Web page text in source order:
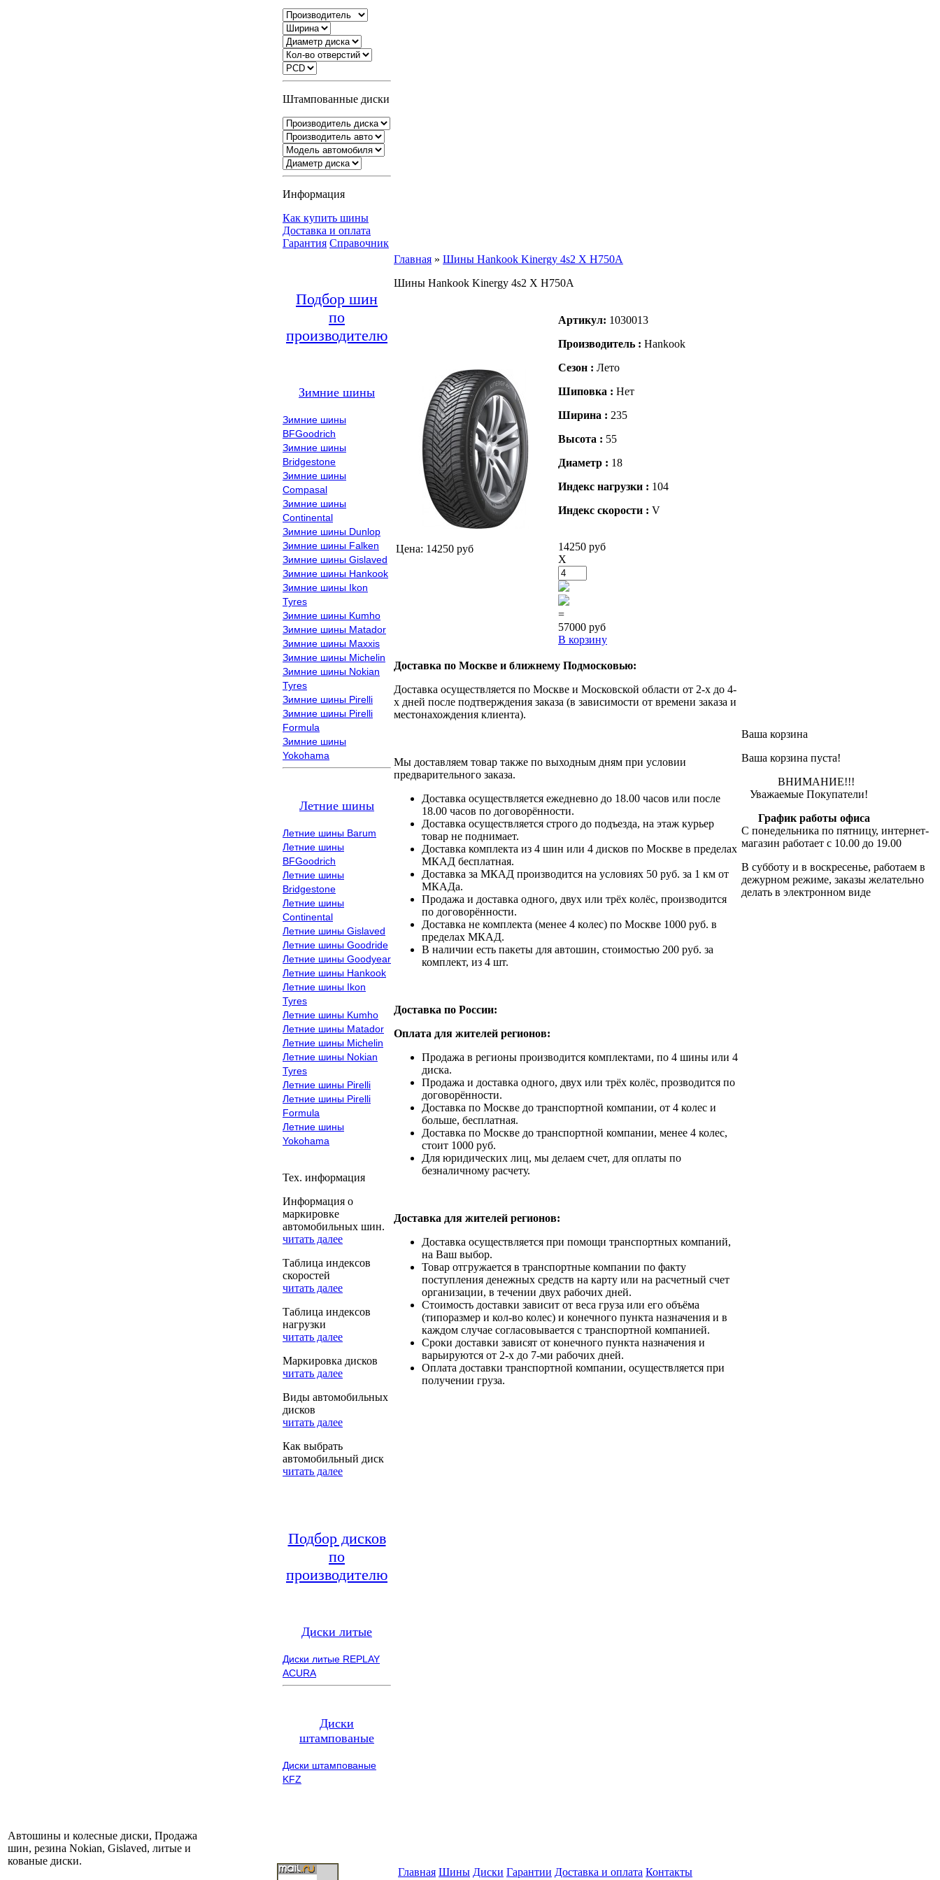
Штампованные диски
Информация
Как купить шины
Доставка и оплата
Гарантия Справочник
Подбор шин
по
производителю
Зимние шины
Зимние шины
BFGoodrich
Зимние шины
Bridgestone
Зимние шины
Compasal
Зимние шины
Continental
Зимние шины Dunlop
Зимние шины Falken
Зимние шины Gislaved
Зимние шины Hankook
Зимние шины Ikon
Tyres
Зимние шины Kumho
Зимние шины Matador
Зимние шины Maxxis
Зимние шины Michelin
Зимние шины Nokian
Tyres
Зимние шины Pirelli
Зимние шины Pirelli
Formula
Зимние шины
Yokohama
Летние шины
Летние шины Barum
Летние шины
BFGoodrich
Летние шины
Bridgestone
Летние шины
Continental
Летние шины Gislaved
Летние шины Goodride
Летние шины Goodyear
Летние шины Hankook
Летние шины Ikon
Tyres
Летние шины Kumho
Летние шины Matador
Летние шины Michelin
Летние шины Nokian
Tyres
Летние шины Pirelli
Летние шины Pirelli
Formula
Летние шины
Yokohama
Тех. информация
Информация о
маркировке
автомобильных шин.
читать далее
Таблица индексов
скоростей
читать далее
Таблица индексов
нагрузки
читать далее
Маркировка дисков
читать далее
Виды автомобильных
дисков
читать далее
Как выбрать
автомобильный диск
читать далее
Подбор дисков
по
производителю
Диски литые
Диски литые REPLAY
ACURA
Диски
штампованые
Диски штампованые
KFZ
Главная » Шины Hankook Kinergy 4s2 X H750A
Шины Hankook Kinergy 4s2 X H750A
Цена: 14250 руб
Артикул: 1030013
Производитель : Hankook
Сезон : Лето
Шиповка : Нет
Ширина : 235
Высота : 55
Диаметр : 18
Индекс нагрузки : 104
Индекс скорости : V
14250 руб
X
=
57000 руб
В корзину
Доставка по Москве и ближнему Подмосковью:
Доставка осуществляется по Москве и Московской области от 2-х до 4-
х дней после подтверждения заказа (в зависимости от времени заказа и
местонахождения клиента).
Мы доставляем товар также по выходным дням при условии
предварительного заказа.
Доставка осуществляется ежедневно до 18.00 часов или после
18.00 часов по договорённости.
Доставка осуществляется строго до подъезда, на этаж курьер
товар не поднимает.
Доставка комплекта из 4 шин или 4 дисков по Москве в пределах
МКАД бесплатная.
Доставка за МКАД производится на условиях 50 руб. за 1 км от
МКАДа.
Продажа и доставка одного, двух или трёх колёс, производится
по договорённости.
Доставка не комплекта (менее 4 колес) по Москве 1000 руб. в
пределах МКАД.
В наличии есть пакеты для автошин, стоимостью 200 руб. за
комплект, из 4 шт.
Доставка по России:
Оплата для жителей регионов:
Продажа в регионы производится комплектами, по 4 шины или 4
диска.
Продажа и доставка одного, двух или трёх колёс, прозводится по
договорённости.
Доставка по Москве до транспортной компании, от 4 колес и
больше, бесплатная.
Доставка по Москве до транспортной компании, менее 4 колес,
стоит 1000 руб.
Для юридических лиц, мы делаем счет, для оплаты по
безналичному расчету.
Доставка для жителей регионов:
Доставка осуществляется при помощи транспортных компаний,
на Ваш выбор.
Товар отгружается в транспортные компании по факту
поступления денежных средств на карту или на расчетный счет
организации, в течении двух рабочих дней.
Стоимость доставки зависит от веса груза или его объёма
(типоразмер и кол-во колес) и конечного пункта назначения и в
каждом случае согласовывается с транспортной компанией.
Сроки доставки зависят от конечного пункта назначения и
варьируются от 2-х до 7-ми рабочих дней.
Оплата доставки транспортной компании, осуществляется при
получении груза.
Ваша корзина
Ваша корзина пуста!
ВНИМАНИЕ!!!
Уважаемые Покупатели!
График работы офиса
С понедельника по пятницу, интернет-
магазин работает с 10.00 до 19.00
В субботу и в воскресенье, работаем в
дежурном режиме, заказы желательно
делать в электронном виде
Автошины и колесные диски, Продажа
шин, резина Nokian, Gislaved, литые и
кованые диски.
Главная Шины Диски Гарантии Доставка и оплата Контакты